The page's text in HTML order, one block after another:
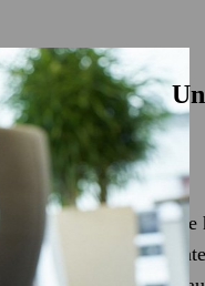
Sie